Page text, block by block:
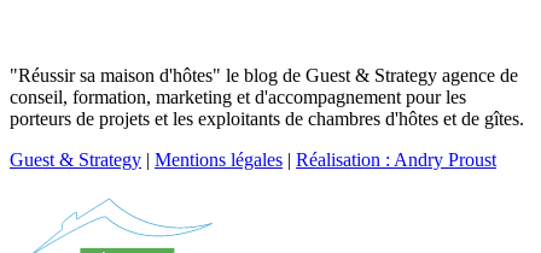
"Réussir sa maison d'hôtes" le blog de Guest & Strategy agence de
conseil, formation, marketing et d'accompagnement pour les
porteurs de projets et les exploitants de chambres d'hôtes et de gîtes.
Guest & Strategy | Mentions légales | Réalisation : Andry Proust